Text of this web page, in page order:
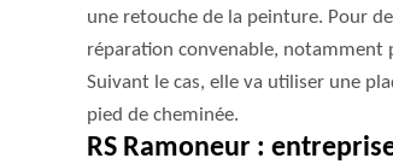
une retouche de la peinture. Pour
réparation convenable, notamment
Suivant le cas, elle va utiliser une
pied de cheminée.
RS Ramoneur :